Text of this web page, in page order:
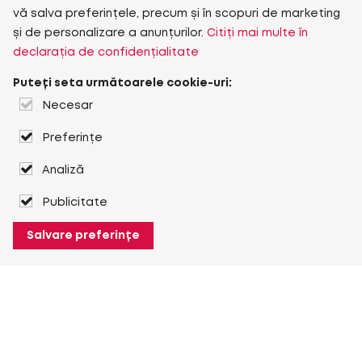
vă salva preferințele, precum și în scopuri de marketing
și de personalizare a anunțurilor. Citiți mai multe în
declarația de confidențialitate
Puteți seta următoarele cookie-uri:
Necesar
Preferințe
Analiză
Publicitate
Salvare preferințe